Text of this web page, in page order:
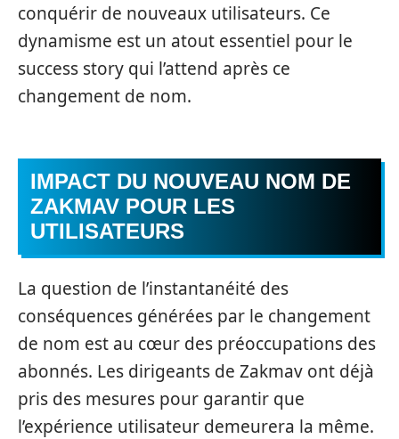
conquérir de nouveaux utilisateurs. Ce
dynamisme est un atout essentiel pour le
success story qui l’attend après ce
changement de nom.
IMPACT DU NOUVEAU NOM DE
ZAKMAV POUR LES
UTILISATEURS
La question de l’instantanéité des
conséquences générées par le changement
de nom est au cœur des préoccupations des
abonnés. Les dirigeants de Zakmav ont déjà
pris des mesures pour garantir que
l’expérience utilisateur demeurera la même.